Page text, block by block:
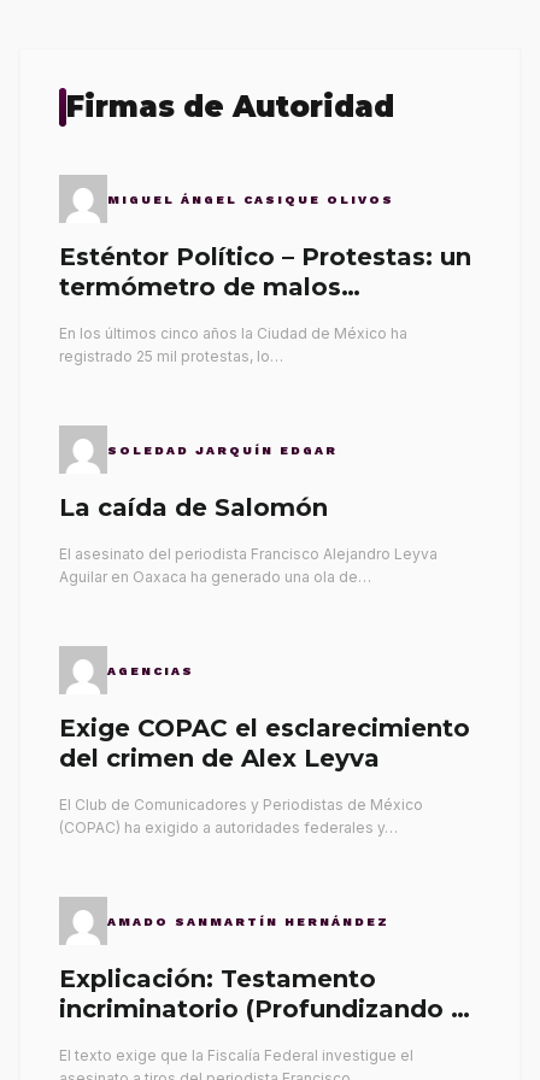
Firmas de Autoridad
MIGUEL ÁNGEL CASIQUE OLIVOS
Esténtor Político – Protestas: un
termómetro de malos
En los últimos cinco años la Ciudad de México ha
registrado 25 mil protestas, lo…
SOLEDAD JARQUÍN EDGAR
La caída de Salomón
El asesinato del periodista Francisco Alejandro Leyva
Aguilar en Oaxaca ha generado una ola de…
AGENCIAS
Exige COPAC el esclarecimiento
del crimen de Alex Leyva
El Club de Comunicadores y Periodistas de México
(COPAC) ha exigido a autoridades federales y…
AMADO SANMARTÍN HERNÁNDEZ
Explicación: Testamento
incriminatorio (Profundizando su
El texto exige que la Fiscalía Federal investigue el